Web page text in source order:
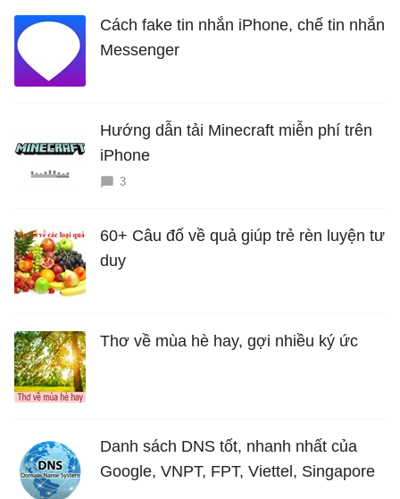
Cách fake tin nhắn iPhone, chế tin nhắn
Messenger
Hướng dẫn tải Minecraft miễn phí trên
iPhone
3
60+ Câu đố về quả giúp trẻ rèn luyện tư
duy
Thơ về mùa hè hay, gợi nhiều ký ức
Danh sách DNS tốt, nhanh nhất của
Google, VNPT, FPT, Viettel, Singapore